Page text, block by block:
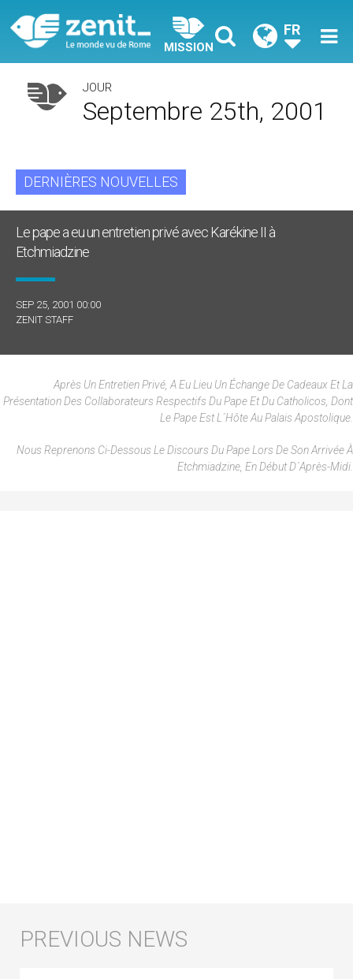
MISSION
FR
JOUR
Septembre 25th, 2001
DERNIÈRES NOUVELLES
Le pape a eu un entretien privé avec Karékine II à
Etchmiadzine
SEP 25, 2001 00:00
ZENIT STAFF
Après Un Entretien Privé, A Eu Lieu Un Échange De Cadeaux Et La
Présentation Des Collaborateurs Respectifs Du Pape Et Du Catholicos, Dont
Le Pape Est L´hôte Au Palais Apostolique.
Nous Reprenons Ci-Dessous Le Discours Du Pape Lors De Son Arrivée À
Etchmiadzine, En Début D´après-Midi.